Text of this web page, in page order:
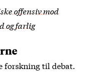
offensiv mod
og farlig
forskning til debat.